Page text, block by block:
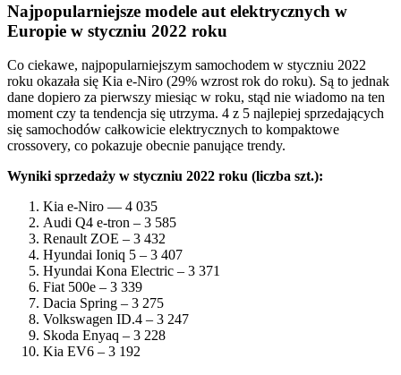
Najpopularniejsze modele aut elektrycznych w
Europie w styczniu 2022 roku
Co ciekawe, najpopularniejszym samochodem w styczniu 2022
roku okazała się Kia e-Niro (29% wzrost rok do roku). Są to jednak
dane dopiero za pierwszy miesiąc w roku, stąd nie wiadomo na ten
moment czy ta tendencja się utrzyma. 4 z 5 najlepiej sprzedających
się samochodów całkowicie elektrycznych to kompaktowe
crossovery, co pokazuje obecnie panujące trendy.
Wyniki sprzedaży w styczniu 2022 roku (liczba szt.):
Kia e-Niro — 4 035
Audi Q4 e-tron – 3 585
Renault ZOE – 3 432
Hyundai Ioniq 5 – 3 407
Hyundai Kona Electric – 3 371
Fiat 500e – 3 339
Dacia Spring – 3 275
Volkswagen ID.4 – 3 247
Skoda Enyaq – 3 228
Kia EV6 – 3 192